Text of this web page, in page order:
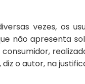
vezes, os
não apresenta
o autor, na